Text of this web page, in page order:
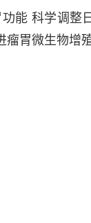
能 科学调整
胃微生物增殖